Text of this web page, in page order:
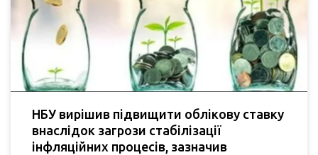
НБУ вирішив підвищити облікову ставку
внаслідок загрози стабілізації
інфляційних процесів, зазначив